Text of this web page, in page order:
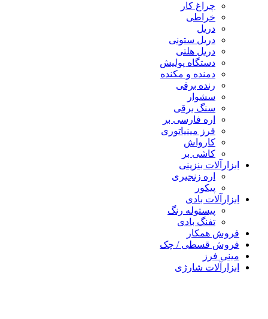
چراغ کار
دریل ستونی
دریل هلتی
دستگاه پولیش
دمنده و مکنده
رنده برقی
سنگ برقی
اره فارسی بر
فرز مینیاتوری
کاشی بر
بنزینی
اره زنجیری
بادی
پیستوله رنگ
تفنگ بادی
همکار
قسطی / چک
فرز
شارژی